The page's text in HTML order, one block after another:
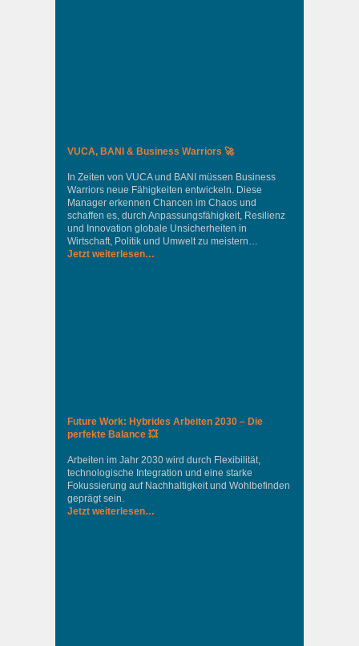
VUCA, BANI & Business Warriors 🚀
In Zeiten von VUCA und BANI müssen Business
Warriors neue Fähigkeiten entwickeln. Diese
Manager erkennen Chancen im Chaos und
schaffen es, durch Anpassungsfähigkeit, Resilienz
und Innovation globale Unsicherheiten in
Wirtschaft, Politik und Umwelt zu meistern…
Jetzt weiterlesen…
Future Work: Hybrides Arbeiten 2030 – Die
perfekte Balance 💥
Arbeiten im Jahr 2030 wird durch Flexibilität,
technologische Integration und eine starke
Fokussierung auf Nachhaltigkeit und Wohlbefinden
geprägt sein.
Jetzt weiterlesen…